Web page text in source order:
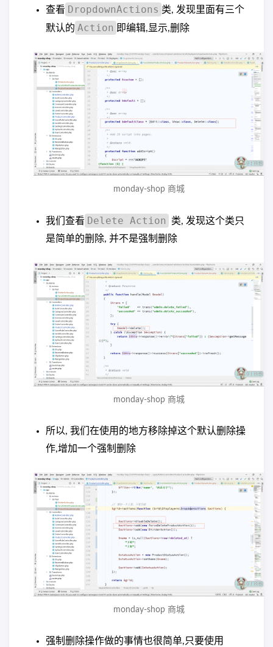
查看 DropdownActions 类, 发现里面有三个
默认的 Action 即编辑,显示,删除
monday-shop 商城
我们查看 Delete Action
类, 发现这个类只
是简单的删除, 并不是强制删除
monday-shop 商城
所以, 我们在使用的地方移除掉这个默认删除操
作,增加一个强制删除
monday-shop 商城
强制删除操作做的事情也很简单,只要使用